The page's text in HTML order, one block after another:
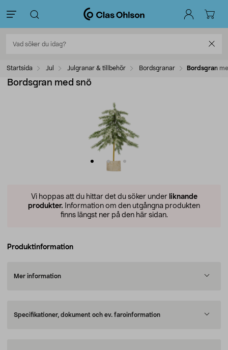
Startsida Jul Julgranar & tillbehör Bordsgranar Bordsgran
Bordsgran med snö
Vi hoppas att du hittar det du söker under liknande
produkter. Information om den utgångna produkten
finns längst ner på den här sidan.
Produktinformation
Mer information
Specifikationer, dokument och ev. faroinformation